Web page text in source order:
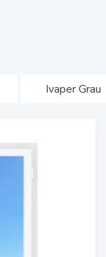
Ivaper Grau